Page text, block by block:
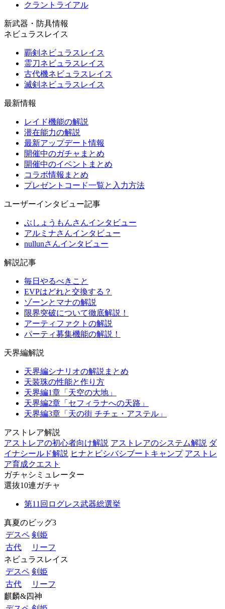
クラントライアル
新武器・防具情報
ネビュラスレイス
覇剣ネビュラスレイス
霊刀ネビュラスレイス
古代機ネビュラスレイス
滅剣ネビュラスレイス
最新情報
レイド機能の解説
潜在能力の解説
最新アップデート情報
開催中のガチャまとめ
開催中のイベントまとめ
コラボ情報まとめ
プレゼントコード一覧と入力方法
ユーザーインタビュー記事
ぶしょうもんさんインタビュー
アルミナさんインタビュー
nullunさんインタビュー
解説記事
毎日やるべきこと
EVPはどれと交換する？
ゾーンとマナの解説
限界突破について徹底解説！
アーティファクトの解説
パーティ募集機能の解説！
天界編解説
天界編シナリオの解説まとめ
天装珠の性能と作り方
天界編1章「天空の大地」
天界編2章「セフィラナへの天路」
天界編3章「天の街 チチェ・アステル」
アストレア解説
アストレアの初心者向け解説 アストレアのシステム解説 ダ
イナシールド解説 ヒナとビシバシブートキャンプ アストレ
ア育成クエスト
ガチャシミュレーター
選抜10連ガチャ
第11回ログレス武器総選挙
真夏のビッグ3
デスペ 剣姫
古代
リーフ
ネビュラスレイス
デスペ 剣姫
古代
リーフ
麒麟&四神